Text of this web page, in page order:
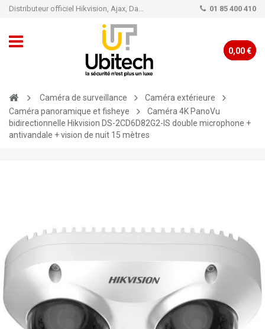
Distributeur officiel Hikvision, Ajax, Dahua, TP-Link - Caméra de vidéo surveillance - Alarme 01 85 400 410
0,00 €
Caméra de surveillance
Caméra extérieure
Caméra panoramique et fisheye
Caméra 4K PanoVu
bidirectionnelle Hikvision DS-2CD6D82G2-IS double microphone +
antivandale + vision de nuit 15 mètres